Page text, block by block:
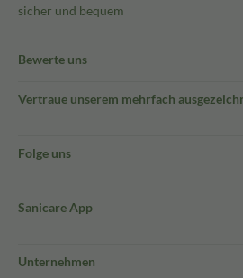
sicher und bequem
Bewerte uns
Vertraue unserem mehrfach
Folge uns
Sanicare App
Unternehmen